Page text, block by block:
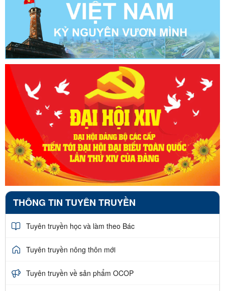
THÔNG TIN TUYÊN TRUYỀN
Tuyên truyền học và làm theo Bác
Tuyên truyền nông thôn mới
Tuyên truyền về sản phẩm OCOP